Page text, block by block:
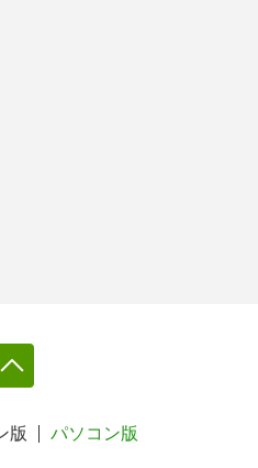
版 パソコン版